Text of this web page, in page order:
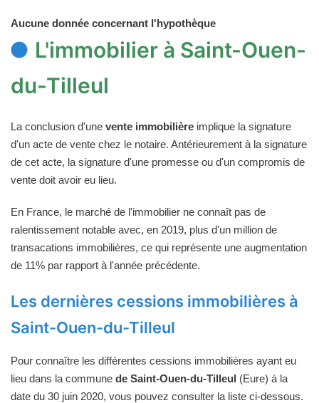
Aucune donnée concernant l'hypothèque
L'immobilier à Saint-Ouen-
du-Tilleul
La conclusion d'une vente immobilière implique la signature
d'un acte de vente chez le notaire. Antérieurement à la signature
de cet acte, la signature d'une promesse ou d'un compromis de
vente doit avoir eu lieu.
En France, le marché de l'immobilier ne connaît pas de
ralentissement notable avec, en 2019, plus d'un million de
transacations immobilières, ce qui représente une augmentation
de 11% par rapport à l'année précédente.
Les dernières cessions immobilières à
Saint-Ouen-du-Tilleul
Pour connaître les différentes cessions immobilières ayant eu
lieu dans la commune de Saint-Ouen-du-Tilleul (Eure) à la
date du 30 juin 2020, vous pouvez consulter la liste ci-dessous.